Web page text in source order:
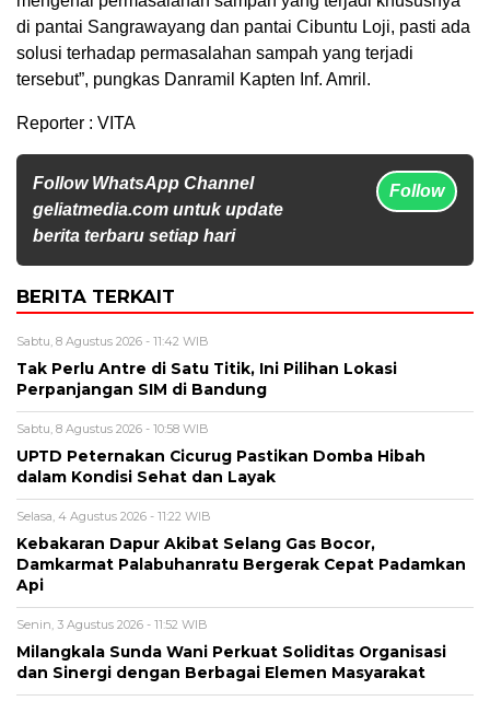
di pantai Sangrawayang dan pantai Cibuntu Loji, pasti ada
solusi terhadap permasalahan sampah yang terjadi
tersebut”, pungkas Danramil Kapten Inf. Amril.
Reporter : VITA
Follow WhatsApp Channel
geliatmedia.com untuk update
berita terbaru setiap hari
Follow
BERITA TERKAIT
Sabtu, 8 Agustus 2026 - 11:42 WIB
Tak Perlu Antre di Satu Titik, Ini Pilihan Lokasi
Perpanjangan SIM di Bandung
Sabtu, 8 Agustus 2026 - 10:58 WIB
UPTD Peternakan Cicurug Pastikan Domba Hibah
dalam Kondisi Sehat dan Layak
Selasa, 4 Agustus 2026 - 11:22 WIB
Kebakaran Dapur Akibat Selang Gas Bocor,
Damkarmat Palabuhanratu Bergerak Cepat Padamkan
Api
Senin, 3 Agustus 2026 - 11:52 WIB
Milangkala Sunda Wani Perkuat Soliditas Organisasi
dan Sinergi dengan Berbagai Elemen Masyarakat